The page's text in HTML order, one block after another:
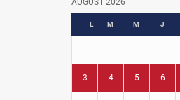
Fotbal în grădinițe
AUGUST 2026
L M M J
3 4 5 6